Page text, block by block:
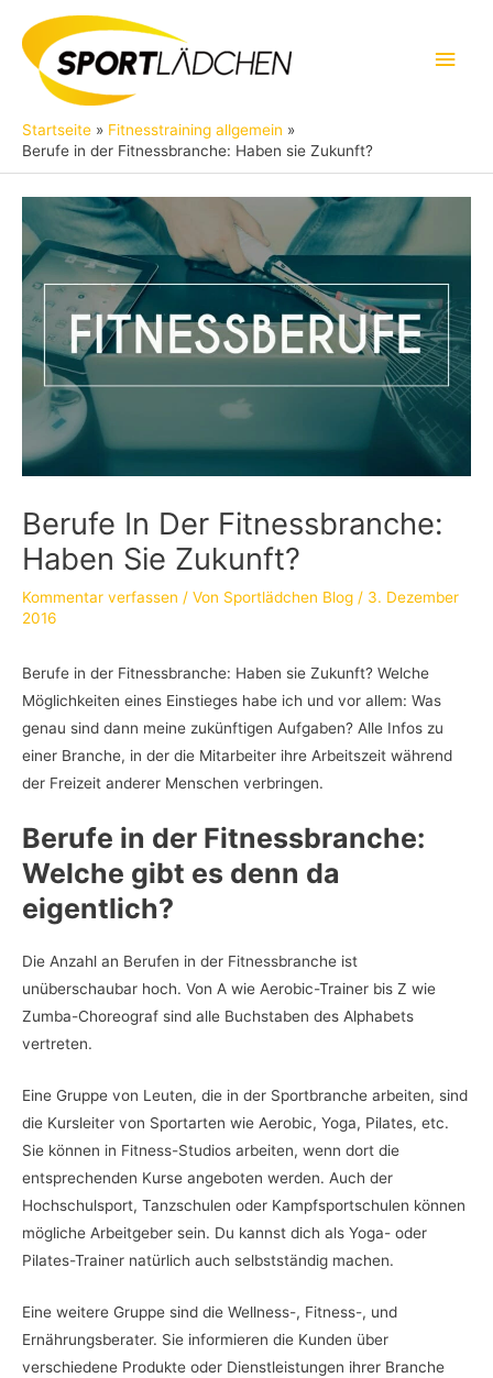
Inhalt
springen
Startseite
Fitnesstraining allgemein
Berufe in der Fitnessbranche: Haben sie Zukunft?
Berufe In Der Fitnessbranche:
Haben Sie Zukunft?
Kommentar verfassen / Von Sportlädchen Blog / 3. Dezember
2016
Berufe in der Fitnessbranche: Haben sie Zukunft? Welche
Möglichkeiten eines Einstieges habe ich und vor allem: Was
genau sind dann meine zukünftigen Aufgaben? Alle Infos zu
einer Branche, in der die Mitarbeiter ihre Arbeitszeit während
der Freizeit anderer Menschen verbringen.
Berufe in der Fitnessbranche:
Welche gibt es denn da
eigentlich?
Die Anzahl an Berufen in der Fitnessbranche ist
unüberschaubar hoch. Von A wie Aerobic-Trainer bis Z wie
Zumba-Choreograf sind alle Buchstaben des Alphabets
vertreten.
Eine Gruppe von Leuten, die in der Sportbranche arbeiten, sind
die Kursleiter von Sportarten wie Aerobic, Yoga, Pilates, etc.
Sie können in Fitness-Studios arbeiten, wenn dort die
entsprechenden Kurse angeboten werden. Auch der
Hochschulsport, Tanzschulen oder Kampfsportschulen können
mögliche Arbeitgeber sein. Du kannst dich als Yoga- oder
Pilates-Trainer natürlich auch selbstständig machen.
Eine weitere Gruppe sind die Wellness-, Fitness-, und
Ernährungsberater. Sie informieren die Kunden über
verschiedene Produkte oder Dienstleistungen ihrer Branche